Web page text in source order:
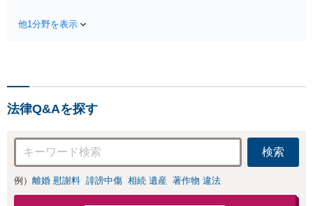
に最適な文案を考え出
他1分野を表示
法律Q&Aを探す
検索
例） 離婚 慰謝料 誹謗中傷 相続 遺産 著作物 違法